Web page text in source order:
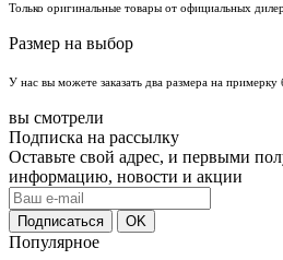
Только оригинальные товары от официальных
Размер на выбор
У нас вы можете заказать два размера на
вы смотрели
Подписка на рассылку
Оставьте свой адрес, и первыми
информацию, новости и акции
Популярное